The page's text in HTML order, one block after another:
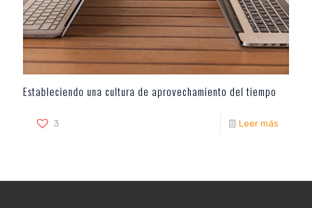
Estableciendo una cultura de aprovechamiento del tiempo
3 Leer más